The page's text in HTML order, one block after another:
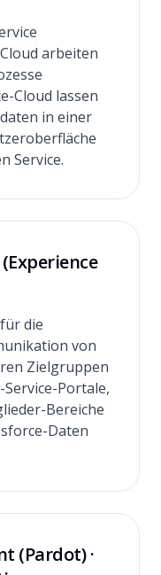
arbeiten
Cloud lassen
in einer
Service.
die
von
Zielgruppen
Portale,
Bereiche
Daten
(Pardot) ·